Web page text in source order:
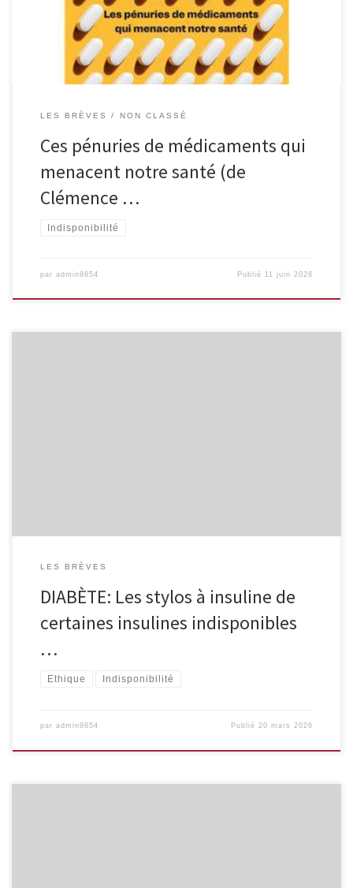
travaillé pendant plus de vingt ans avec et dans l’industrie
pharmaceutique, Clémence Marque dresse un état des […]
LES BRÈVES NON CLASSÉ
Ces pénuries de médicaments qui
menacent notre santé (de
Clémence …
Indisponibilité
par admin9854 Publié 11 juin 2026
LES BRÈVES
DIABÈTE: Les stylos à insuline de
certaines insulines indisponibles
…
Ethique Indisponibilité
par admin9854 Publié20 mars 2026